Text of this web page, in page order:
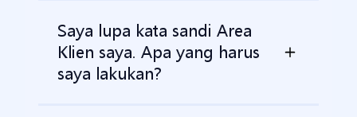
Saya lupa kata sandi Area
Klien saya. Apa yang harus
saya lakukan?